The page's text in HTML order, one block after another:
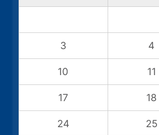
3 4
10 11
17 18
24 25